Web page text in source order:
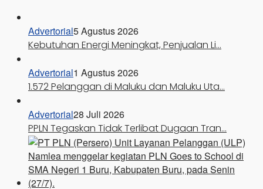
Advertorial5 Agustus 2026
Kebutuhan Energi Meningkat, Penjualan Li…
Advertorial1 Agustus 2026
1.572 Pelanggan di Maluku dan Maluku Uta…
Advertorial28 Juli 2026
PPLN Tegaskan Tidak Terlibat Dugaan Tran…